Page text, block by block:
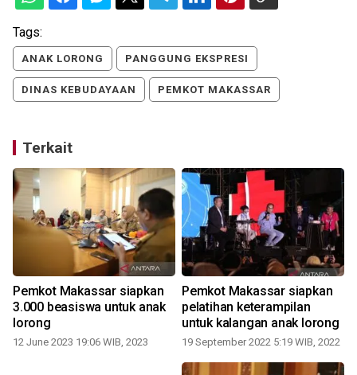
Tags:
ANAK LORONG PANGGUNG EKSPRESI
DINAS KEBUDAYAAN PEMKOT MAKASSAR
Terkait
Pemkot Makassar siapkan
3.000 beasiswa untuk anak
lorong
12 June 2023 19:06 WIB, 2023
Pemkot Makassar siapkan
pelatihan keterampilan
untuk kalangan anak lorong
19 September 2022 5:19 WIB, 2022